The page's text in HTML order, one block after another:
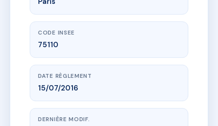
CODE INSEE
75110
DATE RÈGLEMENT
15/07/2016
DERNIÈRE MODIF.